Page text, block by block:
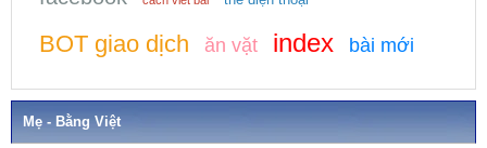
BOT giao dịch ăn vặt index bài mới
Mẹ - Bằng Việt